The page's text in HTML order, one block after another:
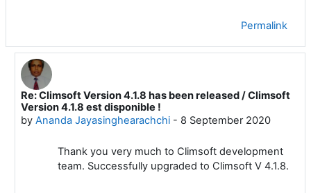
Permalink
In reply to Marcellin HABIMANA
Re: Climsoft Version 4.1.8 has been released / Climsoft
Version 4.1.8 est disponible !
by Ananda Jayasinghearachchi- 8 September 2020
Thank you very much to Climsoft development
team. Successfully upgraded to Climsoft V 4.1.8.